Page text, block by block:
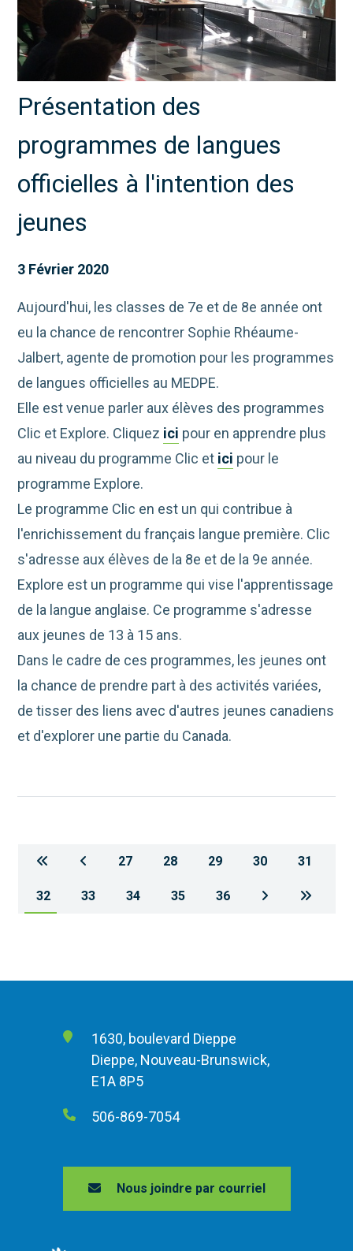
Présentation des
programmes de langues
officielles à l'intention des
jeunes
3 Février 2020
Aujourd'hui, les classes de 7e et de 8e année ont
eu la chance de rencontrer Sophie Rhéaume-
Jalbert, agente de promotion pour les programmes
de langues officielles au MEDPE.
Elle est venue parler aux élèves des programmes
Clic et Explore. Cliquez ici pour en apprendre plus
au niveau du programme Clic et ici pour le
programme Explore.
Le programme Clic en est un qui contribue à
l'enrichissement du français langue première. Clic
s'adresse aux élèves de la 8e et de la 9e année.
Explore est un programme qui vise l'apprentissage
de la langue anglaise. Ce programme s'adresse
aux jeunes de 13 à 15 ans.
Dans le cadre de ces programmes, les jeunes ont
la chance de prendre part à des activités variées,
de tisser des liens avec d'autres jeunes canadiens
et d'explorer une partie du Canada.
27 28 29 30 31
32 33 34 35 36
1630, boulevard Dieppe
Dieppe, Nouveau-Brunswick,
E1A 8P5
506-869-7054
Nous joindre par courriel